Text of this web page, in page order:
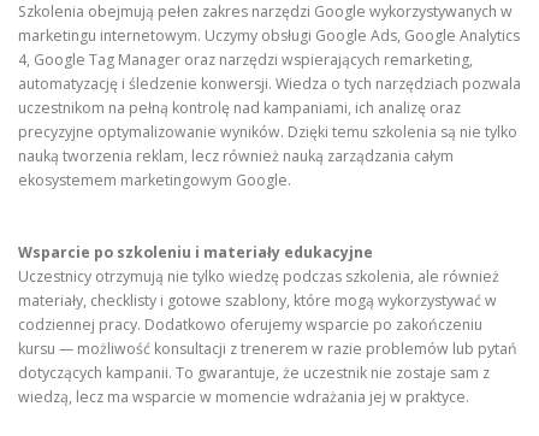
Szkolenia obejmują pełen zakres narzędzi Google wykorzystywanych w
marketingu internetowym. Uczymy obsługi Google Ads, Google Analytics
4, Google Tag Manager oraz narzędzi wspierających remarketing,
automatyzację i śledzenie konwersji. Wiedza o tych narzędziach pozwala
uczestnikom na pełną kontrolę nad kampaniami, ich analizę oraz
precyzyjne optymalizowanie wyników. Dzięki temu szkolenia są nie tylko
nauką tworzenia reklam, lecz również nauką zarządzania całym
ekosystemem marketingowym Google.
Wsparcie po szkoleniu i materiały edukacyjne
Uczestnicy otrzymują nie tylko wiedzę podczas szkolenia, ale również
materiały, checklisty i gotowe szablony, które mogą wykorzystywać w
codziennej pracy. Dodatkowo oferujemy wsparcie po zakończeniu
kursu — możliwość konsultacji z trenerem w razie problemów lub pytań
dotyczących kampanii. To gwarantuje, że uczestnik nie zostaje sam z
wiedzą, lecz ma wsparcie w momencie wdrażania jej w praktyce.